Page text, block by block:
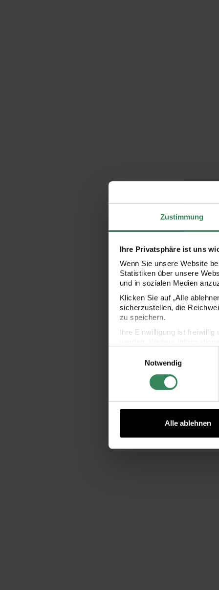
Zustimmung
Ihre Privatsphäre ist uns
Wenn Sie unsere Website
Statistiken über unsere
und in sozialen Medien
Klicken Sie auf „Alle
sicherzustellen, die
zu speichern.
Ihre Einwilligung ist freiwillig
Impressum
Datenschutz
Notwendig
Alle ablehnen